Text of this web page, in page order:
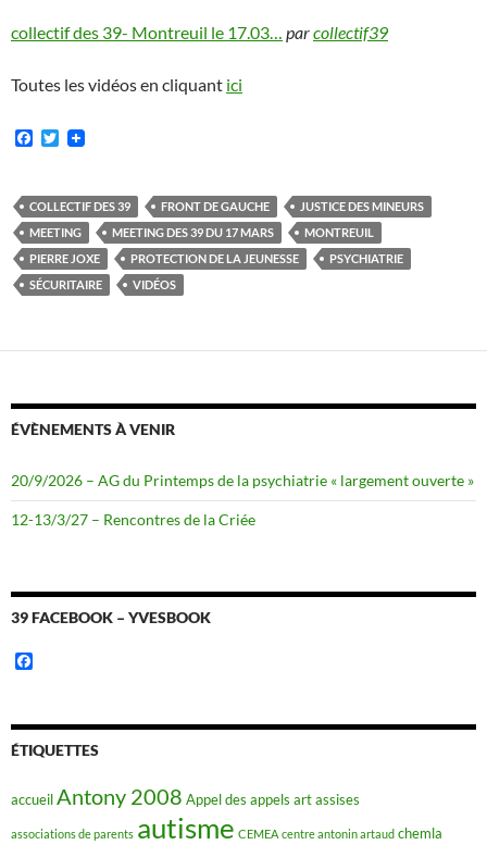
collectif des 39- Montreuil le 17.03… parcollectif39
Toutes les vidéos en cliquant ici
F
b
o
o
k
T
t
e
r
COLLECTIF DES 39 FRONT DE GAUCHE
JUSTICE DES MINEURS
MEETING
MEETING DES 39 DU 17 MARS
MONTREUIL
PIERRE JOXE
PROTECTION DE LA JEUNESSE
PSYCHIATRIE
SÉCURITAIRE
VIDÉOS
ÉVÈNEMENTS À VENIR
20/9/2026 – AG du Printemps de la psychiatrie « largement ouverte »
12-13/3/27 – Rencontres de la Criée
39 FACEBOOK – YVESBOOK
b
o
o
ÉTIQUETTES
accueilAntony 2008 Appel des appels artassises
associations de parents autisme CEMEA centre antonin artaud chemla